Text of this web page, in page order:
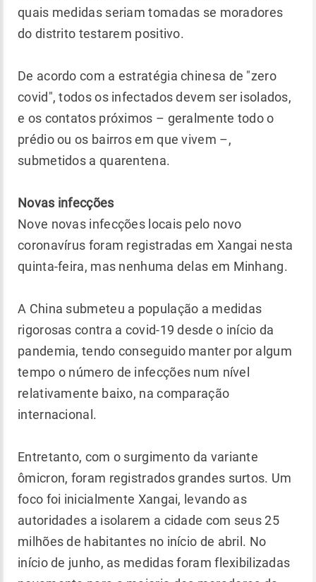
quais medidas seriam tomadas se moradores
do distrito testarem positivo.
De acordo com a estratégia chinesa de "zero
covid", todos os infectados devem ser isolados,
e os contatos próximos – geralmente todo o
prédio ou os bairros em que vivem –,
submetidos a quarentena.
Novas infecções
Nove novas infecções locais pelo novo
coronavírus foram registradas em Xangai nesta
quinta-feira, mas nenhuma delas em Minhang.
A China submeteu a população a medidas
rigorosas contra a covid-19 desde o início da
pandemia, tendo conseguido manter por algum
tempo o número de infecções num nível
relativamente baixo, na comparação
internacional.
Entretanto, com o surgimento da variante
ômicron, foram registrados grandes surtos. Um
foco foi inicialmente Xangai, levando as
autoridades a isolarem a cidade com seus 25
milhões de habitantes no início de abril. No
início de junho, as medidas foram flexibilizadas